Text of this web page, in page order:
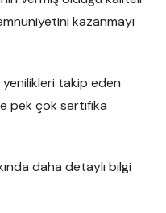
kazanmayı
takip eden
pek çok sertifika
daha detaylı bilgi